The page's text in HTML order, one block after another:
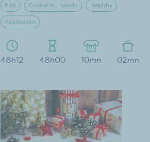
Plat Cuisine du monde Healthy
Végétarien
48h12 48h00 10mn 02mn